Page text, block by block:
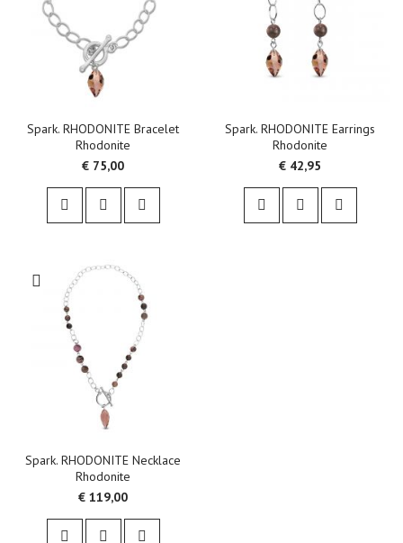
Spark. RHODONITE Bracelet
Rhodonite
€ 75,00
Spark. RHODONITE Earrings
Rhodonite
€ 42,95
Spark. RHODONITE Necklace
Rhodonite
€ 119,00